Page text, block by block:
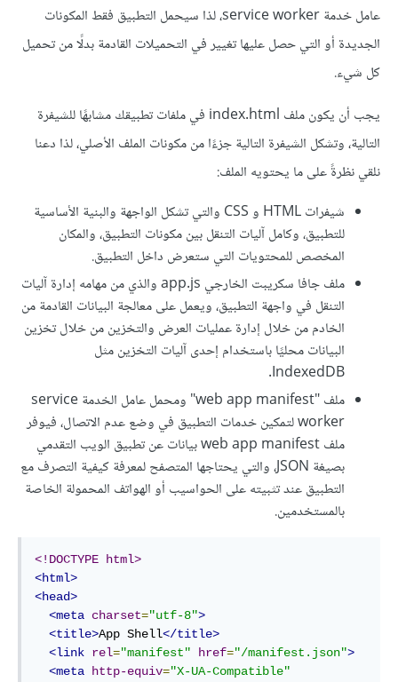
عامل خدمة service worker، لذا سيحمل التطبيق فقط المكونات
الجديدة أو التي حصل عليها تغيير في التحميلات القادمة بدلًا من تحميل
كل شيء.
يجب أن يكون ملف index.html في ملفات تطبيقك مشابهًا للشيفرة
التالية، وتشكل الشيفرة التالية جزءًا من مكونات الملف الأصلي، لذا دعنا
نلقي نظرةً على ما يحتويه الملف:
شيفرات HTML و CSS والتي تشكل الواجهة والبنية الأساسية
للتطبيق، وكامل آليات التنقل بين مكونات التطبيق، والمكان
المخصص للمحتويات التي ستعرض داخل التطبيق.
ملف جافا سكريبت الخارجي app.js والذي من مهامه إدارة آليات
التنقل في واجهة التطبيق، ويعمل على معالجة البيانات القادمة من
الخادم من خلال إدارة عمليات العرض والتخزين من خلال تخزين
البيانات محليًا باستخدام إحدى آليات التخزين مثل
IndexedDB.
ملف "web app manifest" ومحمل عامل الخدمة service
worker لتمكين خدمات التطبيق في وضع عدم الاتصال، فيوفر
ملف web app manifest بيانات عن تطبيق الويب التقدمي
بصيغة JSON، والتي يحتاجها المتصفح لمعرفة كيفية التصرف مع
التطبيق عند تثبيته على الحواسيب أو الهواتف المحمولة الخاصة
بالمستخدمين.
<!DOCTYPE html>
<html>
<head>
<meta charset="utf-8">
<title>App Shell</title>
<link rel="manifest" href="/manifest.json">
<meta
http-equiv="X-UA-Compatible"